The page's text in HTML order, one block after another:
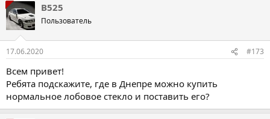
к
ц
і
B525
Пользователь
17.06.2020 #173
Всем привет!
Ребята подскажите, где в Днепре можно купить
нормальное лобовое стекло и поставить его?